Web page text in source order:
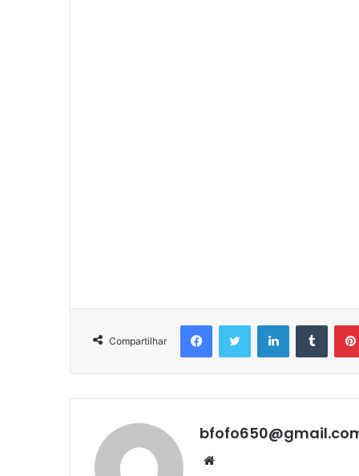
Compartilhar
FacebookTwitter Linkedin
Website